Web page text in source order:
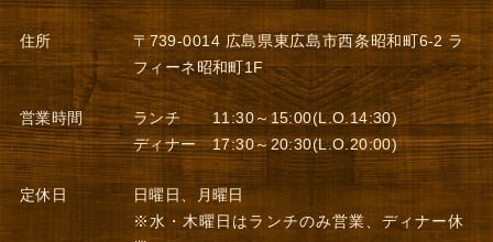
住所
〒739-0014 広島県東広島市西条昭和町6-2 ラ
フィーネ昭和町1F
営業時間
ランチ 11:30～15:00(L.O.14:30)
ディナー 17:30～20:30(L.O.20:00)
定休日
日曜日、月曜日
※水・木曜日はランチのみ営業、ディナー休